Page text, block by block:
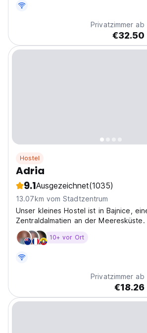
Privatzimmer ab
€32.50
Hostel
Adria
9.1Ausgezeichnet(1035)
13.07km vom Stadtzentrum
Unser kleines Hostel ist in Bajnice,
Zentraldalmatien an der
ca. 13 km von Split und 10 Meter vom
gelegen. Bis zum nächsten Strand
10+ vor Ort
Privatzimmer ab
€18.26